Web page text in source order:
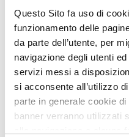
Questo Sito fa uso di
funzionamento delle
da parte dell’utente, per
navigazione degli utenti
servizi messi a
si acconsente all’utilizzo
parte in generale cookie
banner verranno utilizzati
Istruzione
Cittadella
LEGGI TUTTO